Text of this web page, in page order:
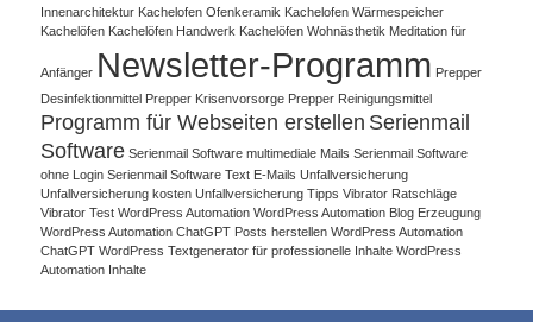
Innenarchitektur Kachelofen Ofenkeramik Kachelofen Wärmespeicher
Kachelöfen Kachelöfen Handwerk Kachelöfen Wohnästhetik Meditation für
Anfänger Newsletter-Programm Prepper
Desinfektionmittel Prepper Krisenvorsorge Prepper Reinigungsmittel
Programm für Webseiten erstellen Serienmail
Software Serienmail Software multimediale Mails Serienmail Software
ohne Login Serienmail Software Text E-Mails Unfallversicherung
Unfallversicherung kosten Unfallversicherung Tipps Vibrator Ratschläge
Vibrator Test WordPress Automation WordPress Automation Blog Erzeugung
WordPress Automation ChatGPT Posts herstellen WordPress Automation
ChatGPT WordPress Textgenerator für professionelle Inhalte WordPress
Automation Inhalte